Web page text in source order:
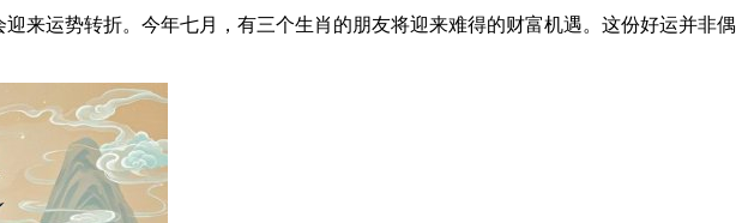
来运势转折。今年七月，有三个生肖的朋友将迎来难得的财富机遇。这份好运并非